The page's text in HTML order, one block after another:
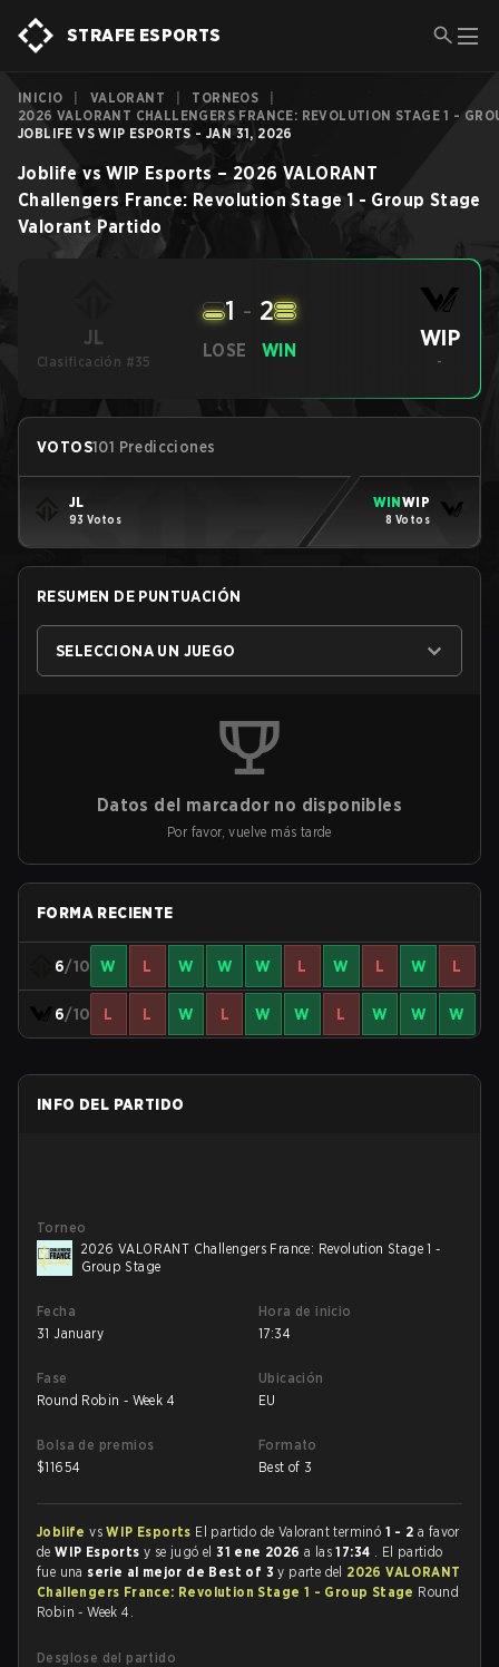
STRAFE ESPORTS
INICIO VALORANT TORNEOS
2026 VALORANT CHALLENGERS FRANCE: REVOLUTION STAGE 1 -
JOBLIFE VS WIP ESPORTS - JAN 31, 2026
Joblife vs WIP Esports– 2026 VALORANT
Challengers France: Revolution Stage 1 - Group Stage
Valorant Partido
JL
Clasificación #35
LOSE
1 - 2
WIN WIP
-
VOTOS101 Predicciones
JL
93 Votos
WINWIP
8 Votos
RESUMEN DE PUNTUACIÓN
SELECCIONA UN JUEGO
Datos del marcador no disponibles
Por favor, vuelve más tarde
FORMA RECIENTE
6/10 W L W W W L W L W L
6/10 L L W L W W L W W W
INFO DEL PARTIDO
Torneo
2026 VALORANT Challengers France: Revolution Stage 1 -
Group Stage
Fecha
31 January
Hora de inicio
17:34
Fase
Round Robin - Week 4
Ubicación
EU
Bolsa de premios
$11654
Formato
Best of 3
JoblifevsWIP Esports El partido de Valorant terminó 1 - 2 a favor
deWIP Esportsy se jugó el31 ene 2026a las17:34 . El partido
fue una serie al mejor de Best of 3y parte del 2026 VALORANT
Challengers France: Revolution Stage 1 - Group Stage Round
Robin - Week 4.
Desglose del partido